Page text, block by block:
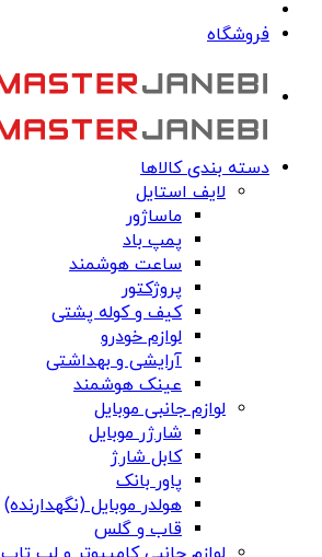
فروشگاه
دسته بندی کالاها
لایف استایل
ماساژور
پمپ باد
ساعت هوشمند
پروژکتور
کیف و کوله پشتی
لوازم خودرو
آرایشی و بهداشتی
عینک هوشمند
لوازم جانبی موبایل
شارژر موبایل
کابل شارژ
پاور بانک
هولدر موبایل (نگهدارنده)
قاب و گلس